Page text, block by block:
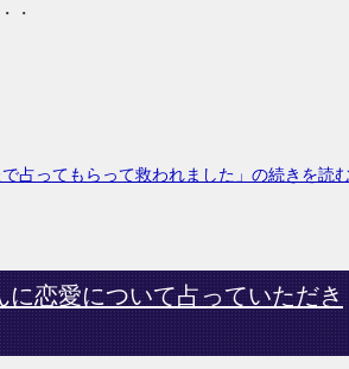
・
占ってもらって救われました」の続きを読
恋愛について占っていただき